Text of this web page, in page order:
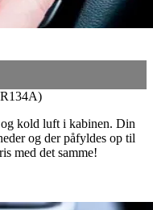
kold luft i kabinen. Din
og der påfyldes op til
med det samme!